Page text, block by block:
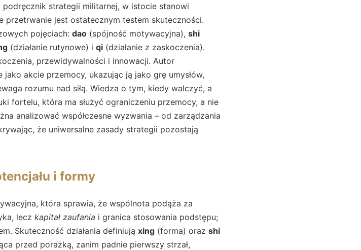
strategii militarnej, w istocie stanowi
przetrwanie jest ostatecznym testem skuteczności.
pojęciach: dao (spójność motywacyjna), shi
(działanie rutynowe) i qi (działanie z zaskoczenia).
przewidywalności i innowacji. Autor
akcie przemocy, ukazując ją jako grę umysłów,
rozumu nad siłą. Wiedza o tym, kiedy walczyć, a
fortelu, która ma służyć ograniczeniu przemocy, a nie
analizować współczesne wyzwania – od zarządzania
że uniwersalne zasady strategii pozostają
i formy
która sprawia, że wspólnota podąża za
lecz kapitał zaufania i granica stosowania podstępu;
Skuteczność działania definiują xing (forma) oraz shi
przed porażką, zanim padnie pierwszy strzał,